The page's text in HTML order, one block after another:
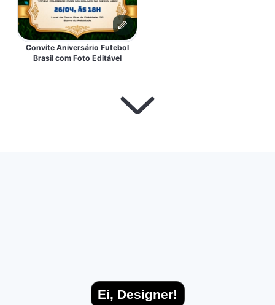
Convite Aniversário Futebol
Brasil com Foto Editável
Ei, Designer!